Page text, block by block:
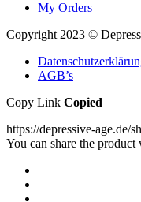
My Orders
Copyright 2023 ©
AGB’s
Copy Link Copied
https://depressive-age.de/
You can share the